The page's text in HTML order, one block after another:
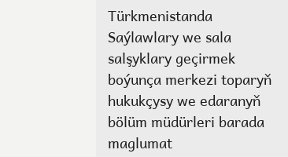
Türkmenistanda
Saýlawlary we sala
salşyklary geçirmek
boýunça merkezi toparyň
hukukçysy we edaranyň
bölüm müdürleri barada
maglumat